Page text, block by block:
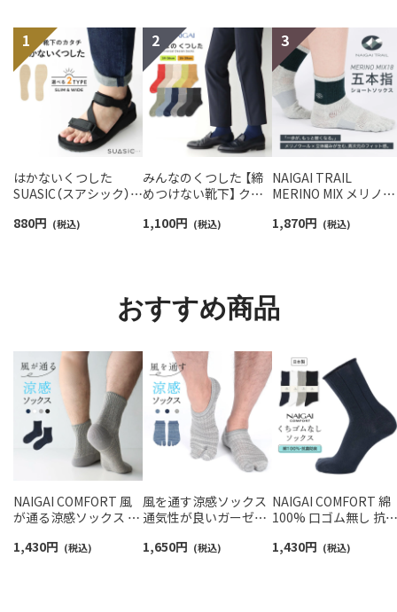
はかないくつした
SUASIC（スアシック）
抗菌防臭 ソックス メン
880円 (税込)
みんなのくつした 【締
めつけない靴下】 クル
【24-26cm】【26-28cm】
1,100円 (税込)
NAIGAI TRAIL
MERINO MIX メリノウ
ツソックス アーチフィ
送】90370010
1,870円 (税込)
おすすめ商品
NAIGAI COMFORT 風
が通る涼感ソックス 通
ソフト口ゴム ショート
1,430円 (税込)
風を通す涼感ソックス
通気性が良いガーゼ編
ショート丈 ソックス メ
1,650円 (税込)
NAIGAI COMFORT 綿
100% 口ゴム無し 抗菌
クス メンズ 02302502
1,430円 (税込)